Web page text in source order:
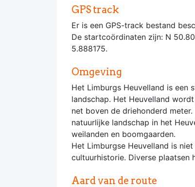
GPS track
Er is een GPS-track bestand
De startcoördinaten zijn: N
5.888175.
Omgeving
Het Limburgs Heuvelland is een
landschap. Het Heuvelland
net boven de driehonderd
natuurlijke landschap in het
weilanden en boomgaarden.
Het Limburgse Heuvelland is
cultuurhistorie. Diverse plaatsen
Aard van de route